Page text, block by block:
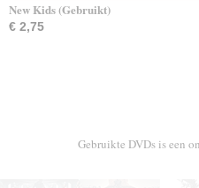
New Kids (Gebruikt)
€ 2,75
Gebruikte DVDs is een